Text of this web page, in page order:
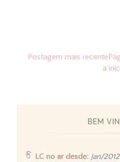
Postagem mais recente
a
BEM
LC no ar desde: Jan/2012